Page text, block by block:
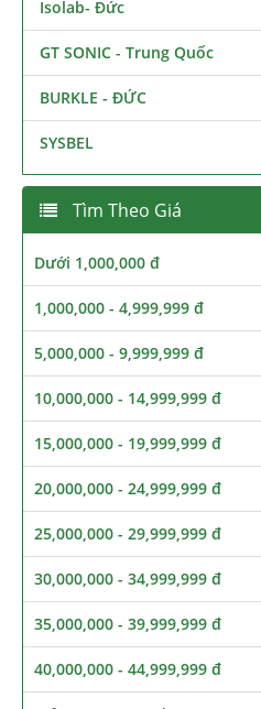
Isolab- Đức
GT SONIC - Trung Quốc
BURKLE - ĐỨC
SYSBEL
Tìm Theo Giá
Dưới 1,000,000 đ
1,000,000 - 4,999,999 đ
5,000,000 - 9,999,999 đ
10,000,000 - 14,999,999 đ
15,000,000 - 19,999,999 đ
20,000,000 - 24,999,999 đ
25,000,000 - 29,999,999 đ
30,000,000 - 34,999,999 đ
35,000,000 - 39,999,999 đ
40,000,000 - 44,999,999 đ